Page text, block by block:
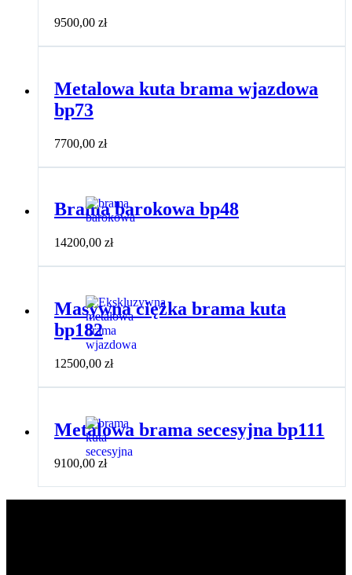
9500,00 zł
Metalowa kuta brama wjazdowa
bp73
7700,00 zł
Brama barokowa bp48
14200,00 zł
Masywna ciężka brama kuta
bp182
12500,00 zł
Metalowa brama secesyjna bp111
9100,00 zł